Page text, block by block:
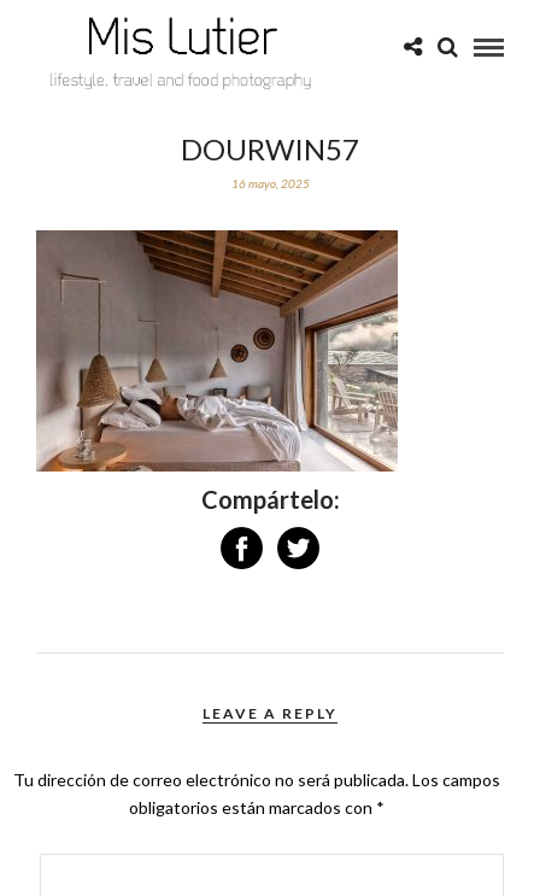
DOURWIN57
16 mayo, 2025
Compártelo:
LEAVE A REPLY
Tu dirección de correo electrónico no será publicada.Los campos
obligatorios están marcados con *